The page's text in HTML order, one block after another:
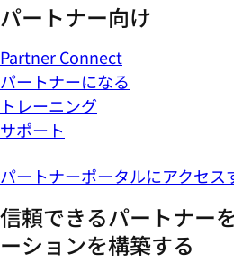
パートナー向け
Partner Connect
パートナーになる
トレーニング
サポート
パートナーポータルにアクセス
信頼できるパートナー
ーションを構築する